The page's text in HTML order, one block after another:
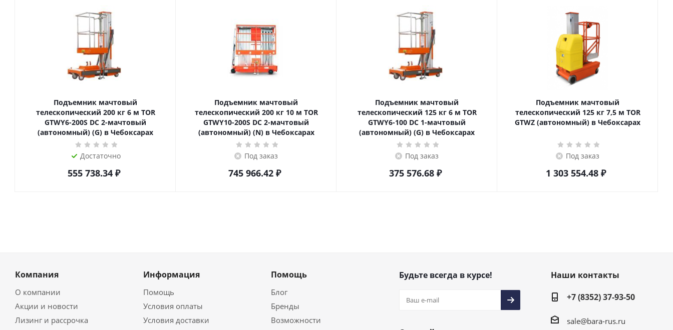
Подъемник мачтовый
телескопический 200 кг 6 м TOR
GTWY6-200S DC 2-мачтовый
(автономный) (G) в Чебоксарах
Достаточно
555 738.34₽
Подъемник мачтовый
телескопический 200 кг 10 м TOR
GTWY10-200S DC 2-мачтовый
(автономный) (N) в Чебоксарах
Под заказ
745 966.42₽
Подъемник мачтовый
телескопический 125 кг 6 м TOR
GTWY6-100 DC 1-мачтовый
(автономный) (G) в Чебоксарах
Под заказ
375 576.68₽
Подъемник мачтовый
телескопический 125 кг 7,5 м TOR
GTWZ (автономный) в Чебоксарах
Под заказ
1 303 554.48 ₽
Компания
О компании
Акции и новости
Лизинг и рассрочка
Информация
Помощь
Условия оплаты
Условия доставки
Помощь
Блог
Бренды
Возможности
Будьте всегда в курсе!
Наши контакты
+7 (8352) 37-93-50
sale@bara-rus.ru